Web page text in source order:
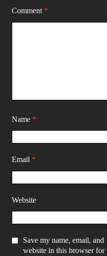
Comment *
Name *
Email *
Website
Save my name, email, and
website in this browser for